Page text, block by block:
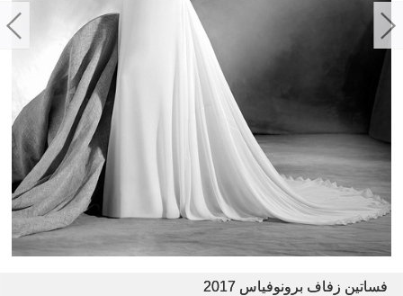
فساتين زفاف برونوفياس 2017